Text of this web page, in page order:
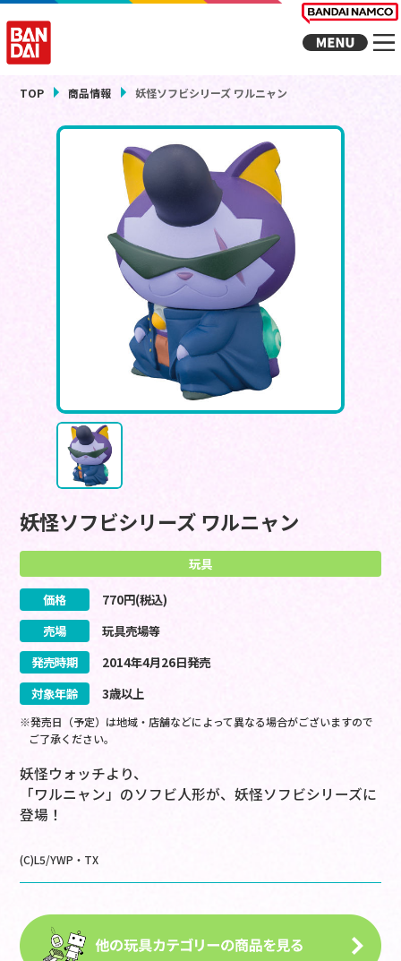
TOP 商品情報 妖怪ソフビシリーズ ワルニャン
妖怪ソフビシリーズ ワルニャン
玩具
価格 770円(税込)
売場
玩具売場等
発売時期
2014年4月26日発売
対象年齢
3歳以上
※発売日（予定）は地域・店舗などによって異なる場合がございますので
ご了承ください。
妖怪ウォッチより、
「ワルニャン」のソフビ人形が、妖怪ソフビシリーズに
登場！
(C)L5/YWP・TX